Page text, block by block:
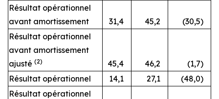
Résultat opérationnel
avant amortissement
31,4 45,2 (30,5)
Résultat opérationnel
avant amortissement
ajusté (2) 45,4 46,2 (1,7)
Résultat opérationnel
14,1 27,1 (48,0)
Résultat opérationnel